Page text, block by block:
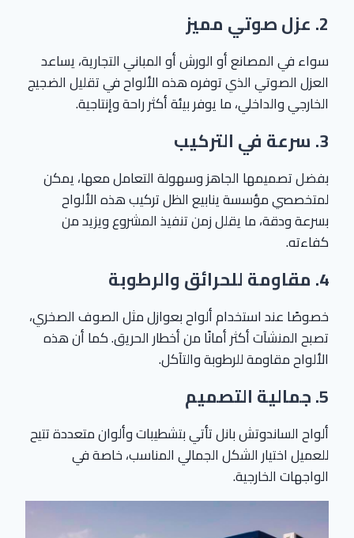
2. عزل صوتي مميز
سواء في المصانع أو الورش أو المباني التجارية، يساعد
العزل الصوتي الذي توفره هذه الألواح في تقليل الضجيج
الخارجي والداخلي، ما يوفر بيئة أكثر راحة وإنتاجية.
3. سرعة في التركيب
بفضل تصميمها الجاهز وسهولة التعامل معها، يمكن
لمتخصصي مؤسسة ينابيع الظل تركيب هذه الألواح
بسرعة ودقة، ما يقلل زمن تنفيذ المشروع ويزيد من
كفاءته.
4. مقاومة للحرائق والرطوبة
خصوصًا عند استخدام ألواح بعوازل مثل الصوف الصخري،
تصبح المنشآت أكثر أمانًا من أخطار الحريق. كما أن هذه
الألواح مقاومة للرطوبة والتآكل.
5. جمالية التصميم
ألواح الساندوتش بانل تأتي بتشطيبات وألوان متعددة تتيح
للعميل اختيار الشكل الجمالي المناسب، خاصة في
الواجهات الخارجية.